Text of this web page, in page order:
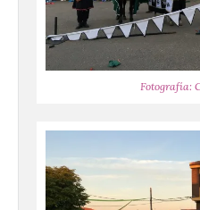
Fotografía: